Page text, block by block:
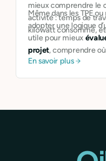
mieux comprendre le
activité : temps de
kilowatt consommé,
Même dans les TPE
adopter une logique
utile pour mieux
projet, comprendre
ressources, et ajuster
En savoir plus